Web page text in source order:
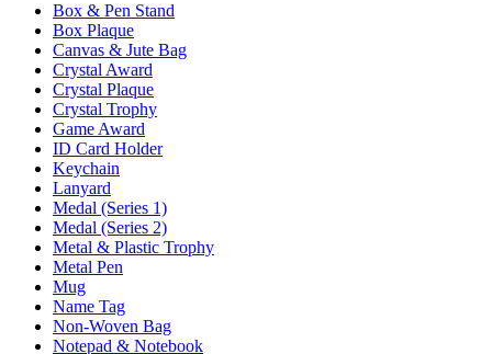
Box & Pen Stand
Box Plaque
Canvas & Jute Bag
Crystal Award
Crystal Plaque
Crystal Trophy
Game Award
ID Card Holder
Keychain
Lanyard
Medal (Series 1)
Medal (Series 2)
Metal & Plastic Trophy
Metal Pen
Mug
Name Tag
Non-Woven Bag
Notepad & Notebook